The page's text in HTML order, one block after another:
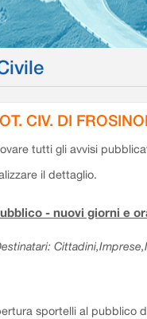
CIV. DI
tutti gli avvisi
il dettaglio.
- nuovi giorni e
sportelli al pubblico